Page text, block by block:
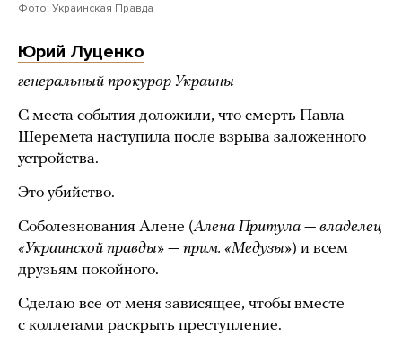
Фото: Украинская Правда
Юрий Луценко
генеральный прокурор Украины
С места события доложили, что смерть Павла
Шеремета наступила после взрыва заложенного
устройства.
Это убийство.
Соболезнования Алене (Алена Притула — владелец
«Украинской правды» — прим. «Медузы») и всем
друзьям покойного.
Сделаю все от меня зависящее, чтобы вместе
с коллегами раскрыть преступление.